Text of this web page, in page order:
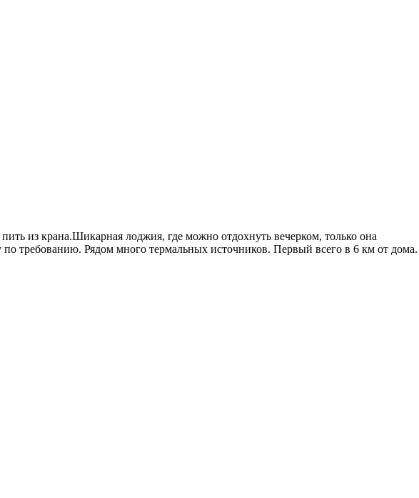
из крана.Шикарная лоджия, где можно отдохнуть вечерком, только она
требованию. Рядом много термальных источников. Первый всего в 6 км от дома.